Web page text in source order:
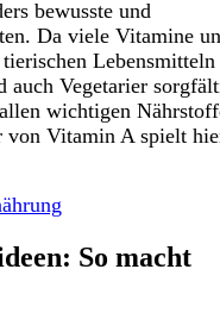
bewusste und
Da viele Vitamine
Lebensmitteln
auch Vegetarier
wichtigen
von Vitamin A spielt
So macht